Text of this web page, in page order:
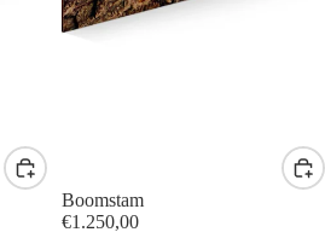
Boomstam
€1.250,00